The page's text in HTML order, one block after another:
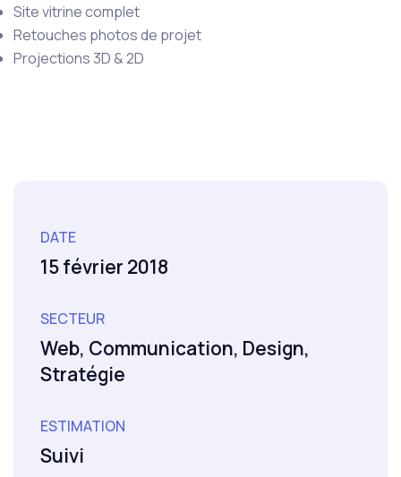
Site vitrine complet
Retouches photos de projet
Projections 3D & 2D
DATE
15 février 2018
SECTEUR
Web, Communication, Design,
Stratégie
ESTIMATION
Suivi